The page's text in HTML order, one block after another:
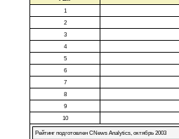
1
2
3
4
5
6
7
8
9
10
Рейтинг подготовлен CNews Analytics, октябрь 2003